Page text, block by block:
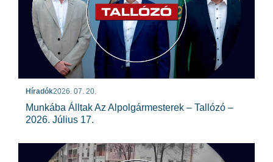
Híradók2026. 07. 20.
Munkába Álltak Az Alpolgármesterek – Tallózó –
2026. Július 17.